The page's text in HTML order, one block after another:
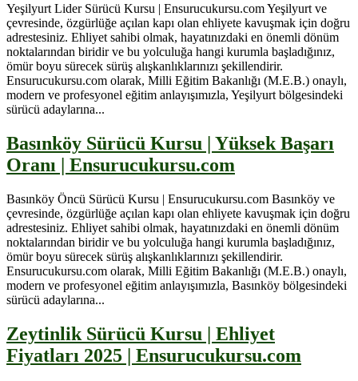
Yeşilyurt Lider Sürücü Kursu | Ensurucukursu.com Yeşilyurt ve
çevresinde, özgürlüğe açılan kapı olan ehliyete kavuşmak için doğru
adrestesiniz. Ehliyet sahibi olmak, hayatınızdaki en önemli dönüm
noktalarından biridir ve bu yolculuğa hangi kurumla başladığınız,
ömür boyu sürecek sürüş alışkanlıklarınızı şekillendirir.
Ensurucukursu.com olarak, Milli Eğitim Bakanlığı (M.E.B.) onaylı,
modern ve profesyonel eğitim anlayışımızla, Yeşilyurt bölgesindeki
sürücü adaylarına...
Basınköy Sürücü Kursu | Yüksek Başarı
Oranı | Ensurucukursu.com
Basınköy Öncü Sürücü Kursu | Ensurucukursu.com Basınköy ve
çevresinde, özgürlüğe açılan kapı olan ehliyete kavuşmak için doğru
adrestesiniz. Ehliyet sahibi olmak, hayatınızdaki en önemli dönüm
noktalarından biridir ve bu yolculuğa hangi kurumla başladığınız,
ömür boyu sürecek sürüş alışkanlıklarınızı şekillendirir.
Ensurucukursu.com olarak, Milli Eğitim Bakanlığı (M.E.B.) onaylı,
modern ve profesyonel eğitim anlayışımızla, Basınköy bölgesindeki
sürücü adaylarına...
Zeytinlik Sürücü Kursu | Ehliyet
Fiyatları 2025 | Ensurucukursu.com